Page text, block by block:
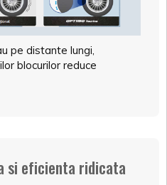
pe distante lungi,
blocurilor reduce
si eficienta ridicata